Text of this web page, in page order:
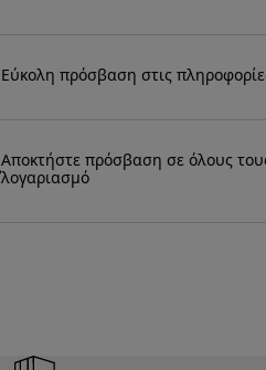
Εύκολη πρόσβαση στις
Αποκτήστε πρόσβαση σε όλους
λογαριασμό